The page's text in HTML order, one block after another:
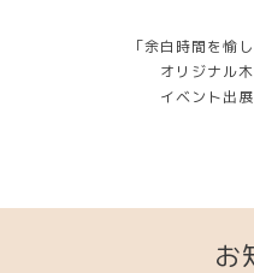
「余白時間を愉
オリジナル
イベント出
お